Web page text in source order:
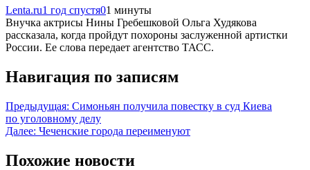
Lenta.ru1 год спустя01 минуты
Внучка актрисы Нины Гребешковой Ольга Худякова
рассказала, когда пройдут похороны заслуженной артистки
России. Ее слова передает агентство ТАСС.
Навигация по записям
Предыдущая: Симоньян получила повестку в суд Киева
по уголовному делу
Далее: Чеченские города переименуют
Похожие новости